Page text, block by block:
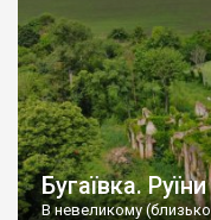
Бугаївка.
В невеликому (близько